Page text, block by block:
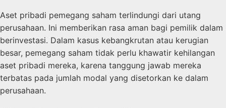
Aset pribadi pemegang saham terlindungi dari utang
perusahaan. Ini memberikan rasa aman bagi pemilik dalam
berinvestasi. Dalam kasus kebangkrutan atau kerugian
besar, pemegang saham tidak perlu khawatir kehilangan
aset pribadi mereka, karena tanggung jawab mereka
terbatas pada jumlah modal yang disetorkan ke dalam
perusahaan.